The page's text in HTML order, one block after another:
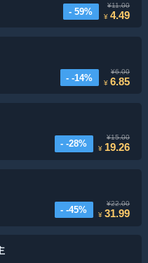
- 59%
¥11.00
¥4.49
- -14%
¥6.00
¥6.85
- -28%
¥15.00
¥ 19.26
- -45%
¥22.00
¥31.99